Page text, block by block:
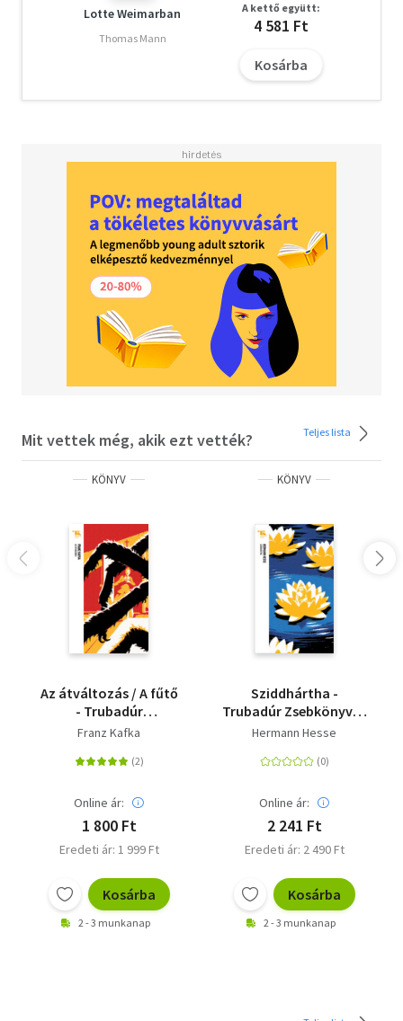
Lotte Weimarban
Thomas Mann
A kettő együtt:
4 581 Ft
Kosárba
Mit vettek még, akik ezt vették? Teljes lista
KÖNYV
Az átváltozás / A fűtő
- Trubadúr
Zsebkönyvek 23.
Franz Kafka
Online ár:
1 800 Ft
Eredeti ár: 1 999 Ft
Kosárba
2 - 3 munkanap
KÖNYV
Sziddhártha -
Trubadúr Zsebkönyvek
92.
Hermann Hesse
Online ár:
2 241 Ft
Eredeti ár: 2 490 Ft
Kosárba
2 - 3 munkanap